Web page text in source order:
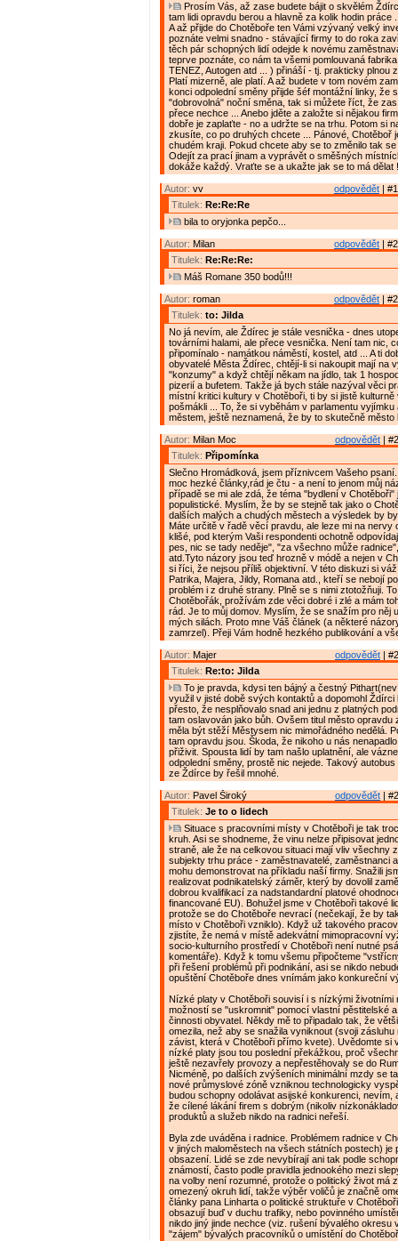
Prosím Vás, až zase budete bájit o skvělém
tam lidi opravdu berou a hlavně za kolik hodin práce
A až přijde do Chotěboře ten Vámi vzývaný velký
poznáte velmi snadno - stávající firmy to do roka
těch pár schopných lidí odejde k novému
teprve poznáte, co nám ta všemi pomlouvaná
TENEZ, Autogen atd ... ) přináší - tj. prakticky plnou
Platí mizerně, ale platí. A až budete v tom novém
konci odpolední směny přijde šéf montážní linky, že
"dobrovolná" noční směna, tak si můžete říct, že
přece nechce ... Anebo jděte a založte si nějakou
dobře je zaplaťte - no a udržte se na trhu. Potom si
zkusíte, co po druhých chcete ... Pánové, Chotěboř
chudém kraji. Pokud chcete aby se to změnilo tak
Odejít za prací jinam a vyprávět o směšných
dokáže každý. Vraťte se a ukažte jak se to má dělat !
odpovědět |
Autor: vv
Titulek: Re:Re:Re
bila to oryjonka pepčo...
odpovědět |
Autor: Milan
Titulek: Re:Re:Re:
Máš Romane 350 bodů!!!
odpovědět |
Autor: roman
Titulek: to: Jilda
No já nevím, ale Ždírec je stále vesnička - dnes
továrními halami, ale přece vesnička. Není tam nic,
připomínalo - namátkou náměstí, kostel, atd ... A ti
obyvatelé Města Ždírec, chtějí-li si nakoupit mají na
"konzumy" a když chtějí někam na jídlo, tak 1
pizerií a bufetem. Takže já bych stále nazýval věci
místní kritici kultury v Chotěboři, ti by si jistě kulturně
pošmákli ... To, že si vyběhám v parlamentu vyjímku
městem, ještě neznamená, že by to skutečně město
odpovědět |
Autor: Milan Moc
Titulek: Připomínka
Slečno Hromádková, jsem příznivcem Vašeho
moc hezké články,rád je čtu - a není to jenom můj
případě se mi ale zdá, že téma "bydlení v Chotěboři"
populistické. Myslím, že by se stejně tak jako o
dalších malých a chudých městech a výsledek by
Máte určitě v řadě věcí pravdu, ale leze mi na nervy
klišé, pod kterým Vaši respondenti ochotně
pes, nic se tady neděje", "za všechno může
atd.Tyto názory jsou teď hrozně v módě a nejen v
si říci, že nejsou příliš objektivní. V této diskuzi si
Patrika, Majera, Jildy, Romana atd., kteří se nebojí
problém i z druhé strany. Plně se s nimi ztotožňuji.
Chotěbořák, prožívám zde věci dobré i zlé a mám
rád. Je to můj domov. Myslím, že se snažím pro něj
mých silách. Proto mne Váš článek (a některé
zamrzel). Přeji Vám hodně hezkého publikování a
odpovědět |
Autor: Majer
Titulek: Re:to: Jilda
To je pravda, kdysi ten bájný a čestný
využil v jisté době svých kontaktů a dopomohl Ždírci
přesto, že nesplňovalo snad ani jednu z platných
tam oslavován jako bůh. Ovšem titul město opravdu
měla být stěží Městysem nic mimořádného nedělá.
tam opravdu jsou. Škoda, že nikoho u nás
přiživit. Spousta lidí by tam našlo uplatnění, ale
odpolední směny, prostě nic nejede. Takový
ze Ždírce by řešil mnohé.
odpovědět |
Autor: Pavel Široký
Titulek: Je to o lidech
Situace s pracovními místy v Chotěboři je tak
kruh. Asi se shodneme, že vinu nelze připisovat
straně, ale že na celkovou situaci mají vliv všechny
subjekty trhu práce - zaměstnavatelé, zaměstnanci
mohu demonstrovat na příkladu naší firmy. Snažili
realizovat podnikatelský záměr, který by dovolil
dobrou kvalifikací za nadstandardní platové
financované EU). Bohužel jsme v Chotěboři takové
protože se do Chotěboře nevrací (nečekají, že by
místo v Chotěboři vzniklo). Když už takového
zjistíte, že nemá v místě adekvátní mimopracovní
socio-kulturního prostředí v Chotěboři není nutné
komentáře). Když k tomu všemu připočteme
při řešení problémů při podnikání, asi se nikdo
opuštění Chotěboře dnes vnímám jako konkureční
Nízké platy v Chotěboři souvisí i s nízkými životními
možností se "uskromnit" pomocí vlastní pěstitelské
činnosti obyvatel. Někdy mě to připadalo tak, že
omezila, než aby se snažila vyniknout (svoji zásluhu
závist, která v Chotěboři přímo kvete). Uvědomte si
nízké platy jsou tou poslední překážkou, proč
ještě nezavřely provozy a nepřestěhovaly se do
Nicméně, po dalších zvýšeních minimální mzdy se
nové průmyslové zóně vzniknou technologicky
budou schopny odolávat asijské konkurenci, nevím,
že cílené lákání firem s dobrým (nikoliv
produktů a služeb nikdo na radnici neřeší.
Byla zde uváděna i radnice. Problémem radnice v
v jiných maloměstech na všech státních postech) je
obsazení. Lidé se zde nevybírají ani tak podle
známostí, často podle pravidla jednookého mezi
na volby není rozumné, protože o politický život má
omezený okruh lidí, takže výběr voličů je značně
články pana Linharta o politické struktuře v
obsazují buď v duchu trafiky, nebo povinného
nikdo jiný jinde nechce (viz. rušení bývalého okresu
"zájem" bývalých pracovníků o umístění do